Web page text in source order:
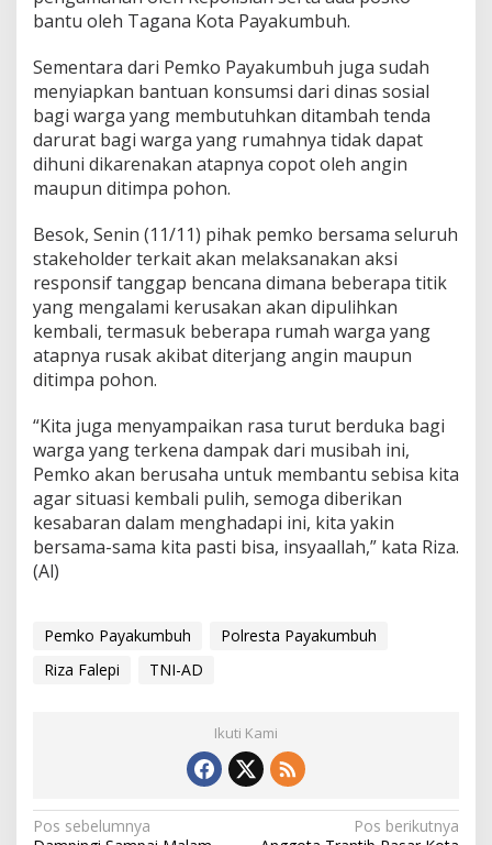
s
i
s
i
K
e
p
a
d
T
N
I
,
P
O
L
d
a
n
a
s
y
a
bantu oleh Tagana Kota Payakumbuh.
Sementara dari Pemko Payakumbuh juga sudah
menyiapkan bantuan konsumsi dari dinas sosial
bagi warga yang membutuhkan ditambah tenda
darurat bagi warga yang rumahnya tidak dapat
dihuni dikarenakan atapnya copot oleh angin
maupun ditimpa pohon.
Besok, Senin (11/11) pihak pemko bersama seluruh
stakeholder terkait akan melaksanakan aksi
responsif tanggap bencana dimana beberapa titik
yang mengalami kerusakan akan dipulihkan
kembali, termasuk beberapa rumah warga yang
atapnya rusak akibat diterjang angin maupun
ditimpa pohon.
“Kita juga menyampaikan rasa turut berduka bagi
warga yang terkena dampak dari musibah ini,
Pemko akan berusaha untuk membantu sebisa kita
agar situasi kembali pulih, semoga diberikan
kesabaran dalam menghadapi ini, kita yakin
bersama-sama kita pasti bisa, insyaallah,” kata Riza.
(Al)
Pemko Payakumbuh
Polresta Payakumbuh
Riza Falepi
TNI-AD
Ikuti Kami
N
Pos sebelumnya
Pos berikutnya